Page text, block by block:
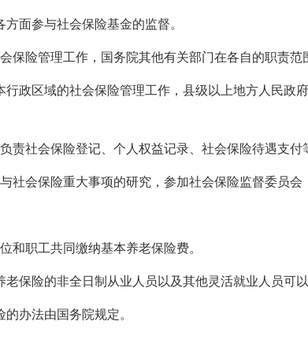
面参与社会保险基金的监督。
险管理工作，国务院其他有关部门在各自的职责范
政区域的社会保险管理工作，县级以上地方人民政
社会保险登记、个人权益记录、社会保险待遇支付
会保险重大事项的研究，参加社会保险监督委员会
和职工共同缴纳基本养老保险费。
保险的非全日制从业人员以及其他灵活就业人员可
办法由国务院规定。